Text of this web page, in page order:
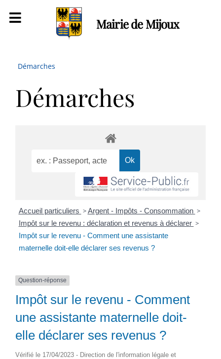
Mairie de Mijoux
Démarches
Démarches
Accueil particuliers > Argent - Impôts - Consommation >
Impôt sur le revenu : déclaration et revenus à déclarer >
Impôt sur le revenu - Comment une assistante
maternelle doit-elle déclarer ses revenus ?
Question-réponse
Impôt sur le revenu - Comment
une assistante maternelle doit-
elle déclarer ses revenus ?
Vérifié le 17/04/2023 - Direction de l'information légale et